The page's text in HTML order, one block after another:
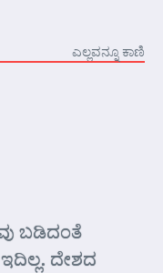
ಎಲ್ಲವನ್ನೂ ಕಾಣಿ
ಬಡಿದಂತೆ
ದೇಶದ